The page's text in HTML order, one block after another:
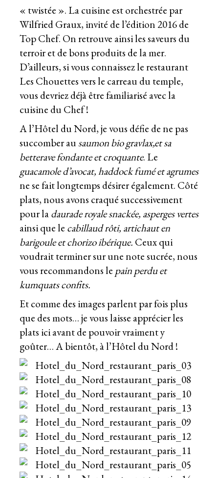
« twistée ». La cuisine est orchestrée par
Wilfried Graux, invité de l’édition 2016 de
Top Chef. On retrouve ainsi les saveurs du
terroir et de bons produits de la mer.
D’ailleurs, si vous connaissez le restaurant
Les Chouettesvers le carreau du temple,
vous devriez déjà être familiarisé avec la
cuisine du Chef !
A l’Hôtel du Nord, je vous défie de ne pas
succomber ausaumon bio gravlax,et sa
betterave fondante et croquante. Le
guacamole d’avocat, haddock fumé et agrumes
ne se fait longtemps désirer également. Côté
plats, nous avons craqué successivement
pour ladaurade royale snackée, asperges vertes
ainsi que le cabillaud rôti, artichaut en
barigoule et chorizo ibérique. Ceux qui
voudrait terminer sur une note sucrée, nous
vous recommandons le pain perdu et
kumquats confits.
Et comme des images parlent par fois plus
que des mots… je vous laisse apprécier les
plats ici avant de pouvoir vraiment y
goûter… A bientôt, à l’Hôtel du Nord !